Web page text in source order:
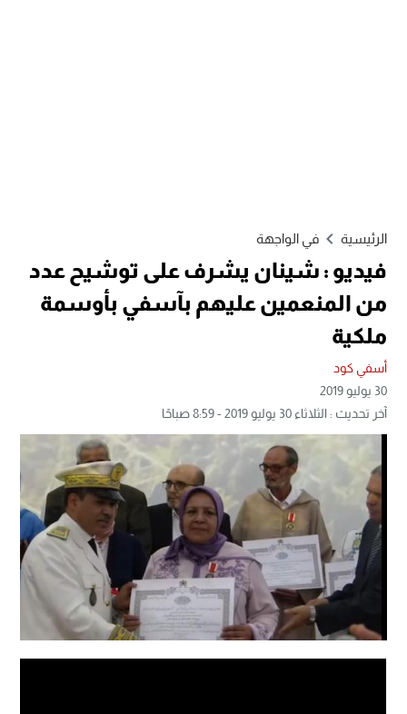
الرئيسية في الواجهة
فيديو : شينان يشرف على توشيح عدد
من المنعمين عليهم بآسفي بأوسمة
ملكية
أسفي كود
30 يوليو 2019
آخر تحديث : الثلاثاء 30 يوليو 2019 - 8:59 صباحًا